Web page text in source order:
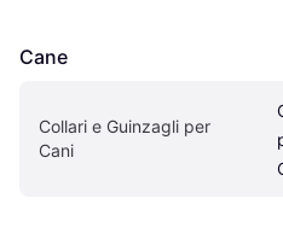
Cane
Collari e Guinzagli per
Cani